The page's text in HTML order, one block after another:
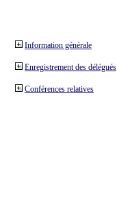
Information générale
Enregistrement des délégués
Conférences relatives